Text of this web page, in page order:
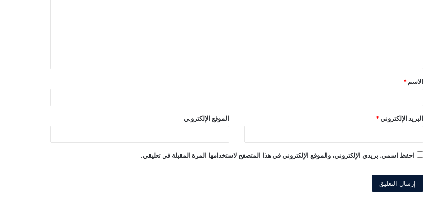
ق
*
الاسم *
البريد الإلكتروني * الموقع الإلكتروني
احفظ اسمي، بريدي الإلكتروني، والموقع الإلكتروني في هذا المتصفح لاستخدامها المرة المقبلة في تعليقي.